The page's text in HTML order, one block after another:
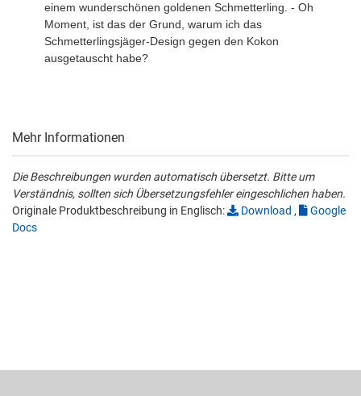
einem wunderschönen goldenen Schmetterling. - Oh
Moment, ist das der Grund, warum ich das
Schmetterlingsjäger-Design gegen den Kokon
ausgetauscht habe?
Mehr Informationen
Die Beschreibungen wurden automatisch übersetzt. Bitte um
Verständnis, sollten sich Übersetzungsfehler eingeschlichen haben.
Originale Produktbeschreibung in Englisch:
Download ,
Google
Docs